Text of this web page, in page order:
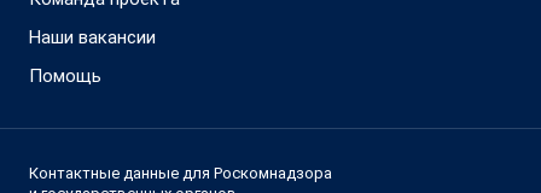
Наши вакансии
Помощь
Контактные данные для Роскомнадзора